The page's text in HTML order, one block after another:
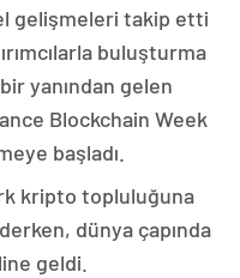
gelişmeleri takip etti
buluşturma
yanından gelen
Blockchain Week
başladı.
kripto topluluğuna
dünya çapında
geldi.